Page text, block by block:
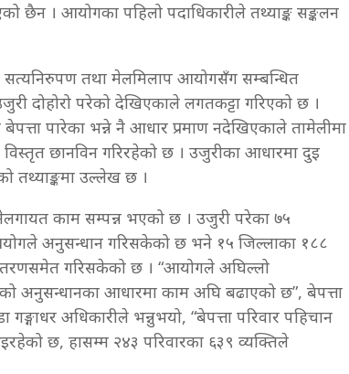
छैन । आयोगका पहिलो पदाधिकारीले तथ्याङ्क सङ्कलन
तथा मेलमिलाप आयोगसँग सम्बन्धित
दोहोरो परेको देखिएकाले लगतकट्टा गरिएको छ ।
बेपत्ता पारेका भन्ने नै आधार प्रमाण नदेखिएकाले तामेलीमा
छानविन गरिरहेको छ । उजुरीका आधारमा दुइ
तथ्याङ्कमा उल्लेख छ ।
काम सम्पन्न भएको छ । उजुरी परेका ७५
अनुसन्धान गरिसकेको छ भने १५ जिल्लाका १८८
गरिसकेको छ । “आयोगले अघिल्लो
अनुसन्धानका आधारमा काम अघि बढाएको छ”, बेपत्ता
अधिकारीले भन्नुभयो, “बेपत्ता परिवार पहिचान
छ, हासम्म २४३ परिवारका ६३९ व्यक्तिले